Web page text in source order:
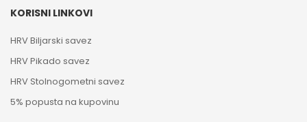
KORISNI LINKOVI
HRV Biljarski savez
HRV Pikado savez
HRV Stolnogometni savez
5% popusta na kupovinu